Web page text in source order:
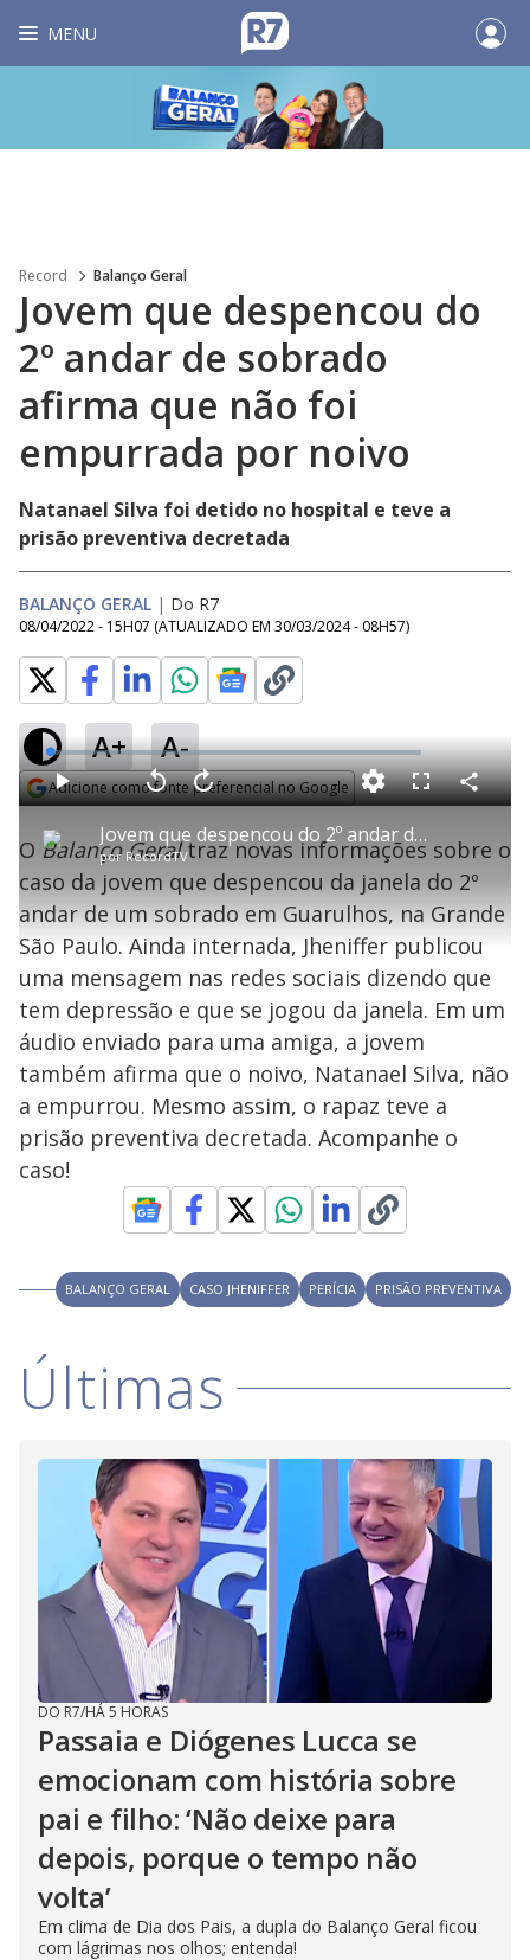
MENU
Record Balanço Geral
Jovem que despencou do
2º andar de sobrado
afirma que não foi
empurrada por noivo
Natanael Silva foi detido no hospital e teve a
prisão preventiva decretada
BALANÇO GERAL | Do R7
08/04/2022 - 15H07 (ATUALIZADO EM 30/03/2024 - 08H57)
A+ A-
Adicione como fonte preferencial no Google
P
l
a
y
V
i
d
e
o
Jovem que despencou do 2º andar de sobrado afirma que não foi empurrada por noivo
por RecordTV
P V
t
a
r
0
e
g
n
d
s
A
n
ç
a
1
s
e
u
n
o
s
M
u
d
o
L
o
a
d
e
:
0
.
6
3
%
F
l
s
c
n
C
o
a
r
i
l
a
O Balanço Geraltraz novas informações sobre o
caso da jovem que despencou da janela do 2º
andar de um sobrado em Guarulhos, na Grande
São Paulo. Ainda internada, Jheniffer publicou
uma mensagem nas redes sociais dizendo que
tem depressão e que se jogou da janela. Em um
áudio enviado para uma amiga, a jovem
também afirma que o noivo, Natanael Silva, não
a empurrou. Mesmo assim, o rapaz teve a
prisão preventiva decretada. Acompanhe o
caso!
BALANÇO GERAL CASO JHENIFFER PERÍCIA PRISÃO PREVENTIVA
Últimas
DO R7/HÁ 5 HORAS
Passaia e Diógenes Lucca se
emocionam com história sobre
pai e filho: ‘Não deixe para
depois, porque o tempo não
volta’
Em clima de Dia dos Pais, a dupla do Balanço Geral ficou
com lágrimas nos olhos; entenda!